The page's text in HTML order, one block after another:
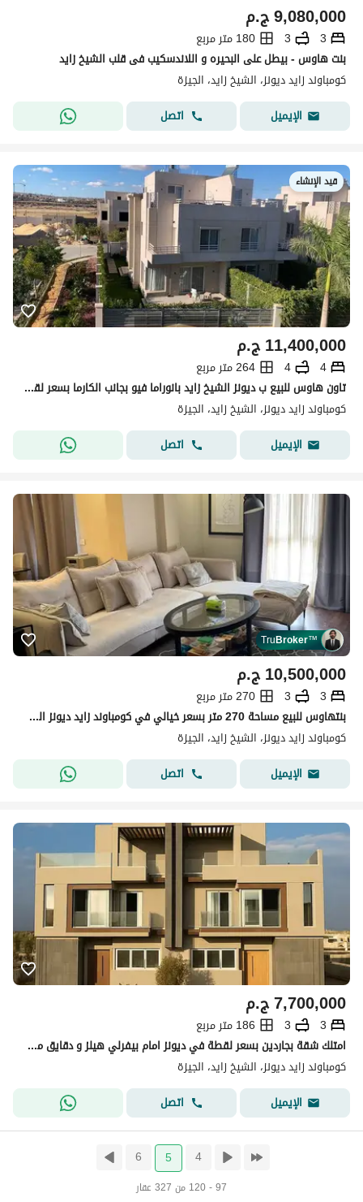
ج.م9,080,000
3
3
180 متر مربع
بنت هاوس - بيطل على البحيره و اللاندسكيب فى قلب الشيخ زايد
كومباوند زايد ديونز، الشيخ زايد، الجيزة
الإيميل
اتصل
قيد الإنشاء
ج.م11,400,000
4
4
264 متر مربع
تاون هاوس للبيع ب ديونز الشيخ زايد بانوراما فيو بجانب الكارما بسعر لقطه
كومباوند زايد ديونز، الشيخ زايد، الجيزة
الإيميل
اتصل
TruBroker™
ج.م10,500,000
3
3
270 متر مربع
بنتهاوس للبيع مساحة 270 متر بسعر خيالي في كومباوند زايد ديونز الشيخ زايد el sheikh zayed
كومباوند زايد ديونز، الشيخ زايد، الجيزة
الإيميل
اتصل
ج.م7,700,000
3
3
186 متر مربع
امتلك شقة بجاردين بسعر لقطة في ديونز امام بيفرلي هيلز و دقايق من وصلة دهشور
كومباوند زايد ديونز، الشيخ زايد، الجيزة
الإيميل
اتصل
4
5
6
97 - 120 من 327 عقار